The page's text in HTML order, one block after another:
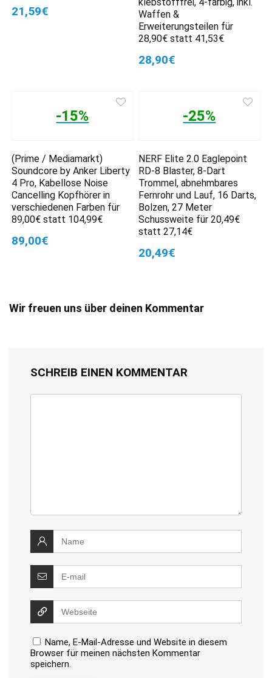
21,59€
Waffen &
Erweiterungsteilen für
28,90€ statt 41,53€
28,90€
-15%
(Prime / Mediamarkt)
Soundcore by Anker Liberty
4 Pro, Kabellose Noise
Cancelling Kopfhörer in
verschiedenen Farben für
89,00€ statt 104,99€
89,00€
-25%
NERF Elite 2.0 Eaglepoint
RD-8 Blaster, 8-Dart
Trommel, abnehmbares
Fernrohr und Lauf, 16 Darts,
Bolzen, 27 Meter
Schussweite für 20,49€
statt 27,14€
20,49€
Wir freuen uns über deinen Kommentar
SCHREIB EINEN KOMMENTAR
Name, E-Mail-Adresse und Website in diesem
Browser für meinen nächsten Kommentar
speichern.